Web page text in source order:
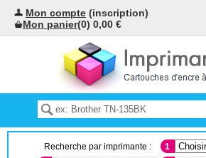
Mon compte (inscription)
Mon panier(0) 0,00 €
Recherche par imprimante :
1